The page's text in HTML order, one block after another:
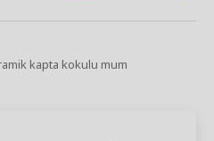
kapta kokulu mum